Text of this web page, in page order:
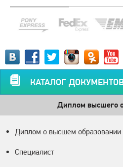
КАТАЛОГ
Диплом высшего
Диплом о высшем образовании
Специалист